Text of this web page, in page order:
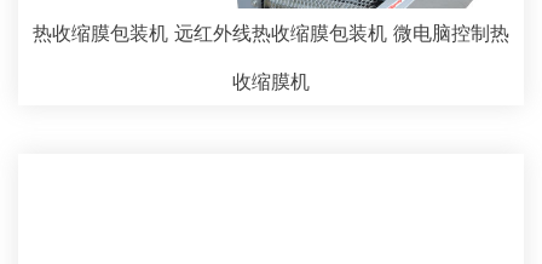
热收缩膜包装机 远红外线热收缩膜包装机 微电脑控制热
收缩膜机